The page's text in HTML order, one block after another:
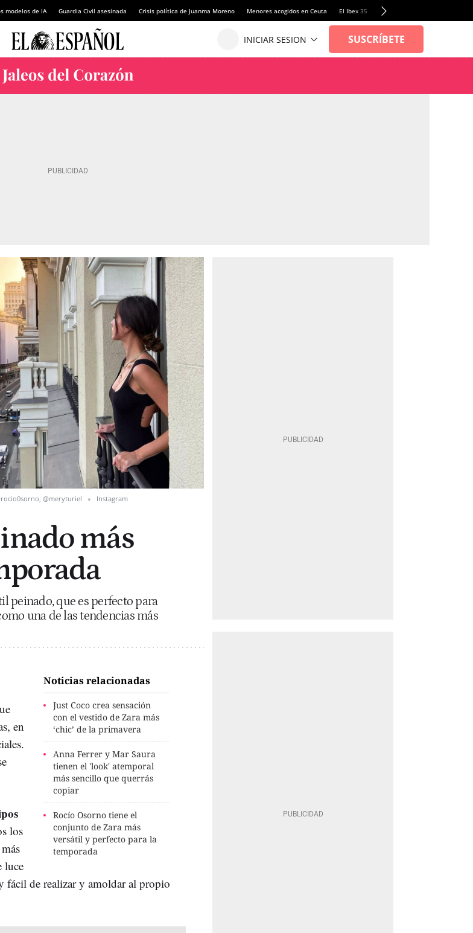
modelos de IA Guardia Civil asesinada Crisis política de Juanma Moreno Menores acogidos en Ceuta El Ibex 35 Llamadas de alerta Sánchez
@meryturiel
Instagram
más
peinado, que es perfecto para
una de las tendencias más
Noticias relacionadas
Just Coco crea sensación
con el vestido de Zara más
‘chic’ de la primavera
Anna Ferrer y Mar Saura
tienen el 'look' atemporal
más sencillo que querrás
copiar
Rocío Osorno tiene el
conjunto de Zara más
versátil y perfecto para la
temporada
en
los
luce
fácil de realizar y amoldar al propio